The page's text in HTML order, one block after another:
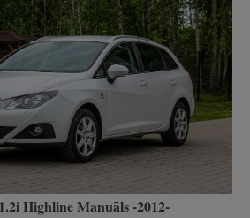
Highline Manuāls -2012-